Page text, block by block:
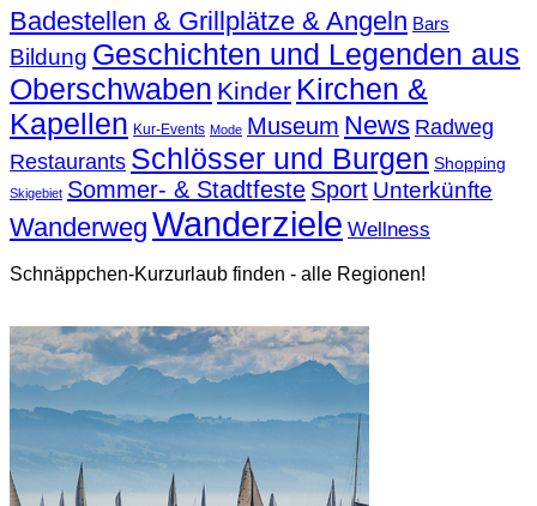
Badestellen & Grillplätze & Angeln Bars
Bildung Geschichten und Legenden aus
Oberschwaben Kinder Kirchen &
Kapellen Kur-Events Mode Museum News Radweg
Restaurants Schlösser und Burgen Shopping
Skigebiet Sommer- & Stadtfeste Sport Unterkünfte
Wanderweg Wanderziele Wellness
Schnäppchen-Kurzurlaub finden - alle Regionen!